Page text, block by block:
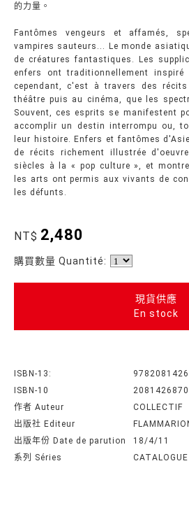
的力量。
Fantômes vengeurs et affamés,
vampires sauteurs... Le monde
de créatures fantastiques. Les
enfers ont traditionnellement inspiré
cependant, c'est à travers des
théâtre puis au cinéma, que les
Souvent, ces esprits se manifestent
accomplir un destin interrompu ou,
leur histoire. Enfers et fantômes
de récits richement illustrée
siècles à la « pop culture », et
les arts ont permis aux vivants de
les défunts.
NT$ 2,480
購買數量 Quantité:
現貨供應
En stock
ISBN-13:
ISBN-10
2081426870
作者 Auteur
COLLECTIF
出版社 Editeur
出版年份 Date de parution
18/4/11
系列 Séries